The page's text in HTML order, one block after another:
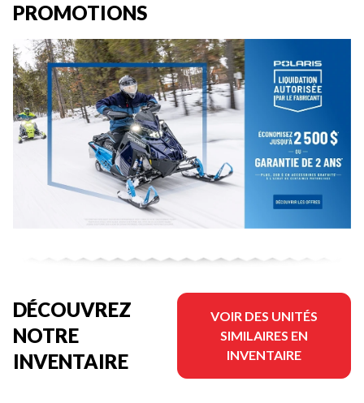
PROMOTIONS
DÉCOUVREZ
NOTRE
INVENTAIRE
VOIR DES UNITÉS
SIMILAIRES EN
INVENTAIRE